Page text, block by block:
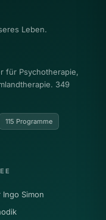
Leben.
für Psychotherapie,
349
115 Programme
Ingo Simon